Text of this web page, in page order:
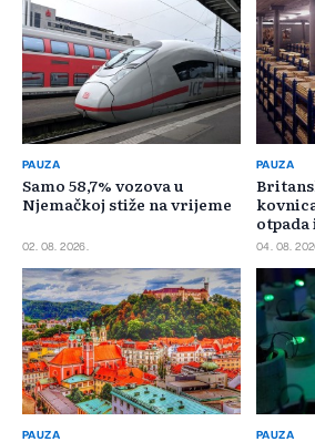
PAUZA
Samo 58,7% vozova u
Njemačkoj stiže na vrijeme
02. 08. 2026.
PAUZA
otpada
04. 08.
PAUZA PAUZA